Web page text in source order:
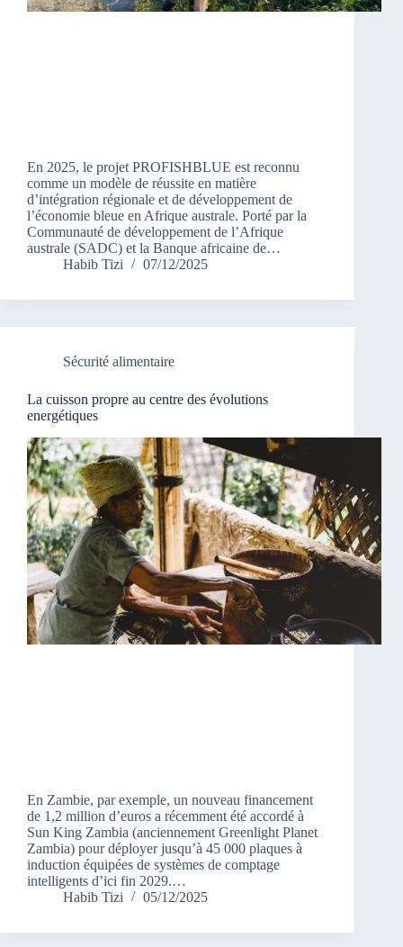
En 2025, le projet PROFISHBLUE est reconnu
comme un modèle de réussite en matière
d’intégration régionale et de développement de
l’économie bleue en Afrique australe. Porté par la
Communauté de développement de l’Afrique
australe (SADC) et la Banque africaine de…
Habib Tizi
07/12/2025
Sécurité alimentaire
La cuisson propre au centre des évolutions
energétiques
En Zambie, par exemple, un nouveau financement
de 1,2 million d’euros a récemment été accordé à
Sun King Zambia (anciennement Greenlight Planet
Zambia) pour déployer jusqu’à 45 000 plaques à
induction équipées de systèmes de comptage
intelligents d’ici fin 2029.…
Habib Tizi
05/12/2025